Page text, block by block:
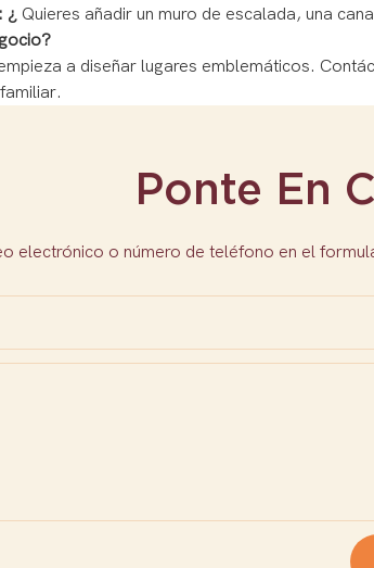
¿ Quieres añadir un muro de escalada, una
a diseñar lugares emblemáticos.
Ponte En
electrónico o número de teléfono en el